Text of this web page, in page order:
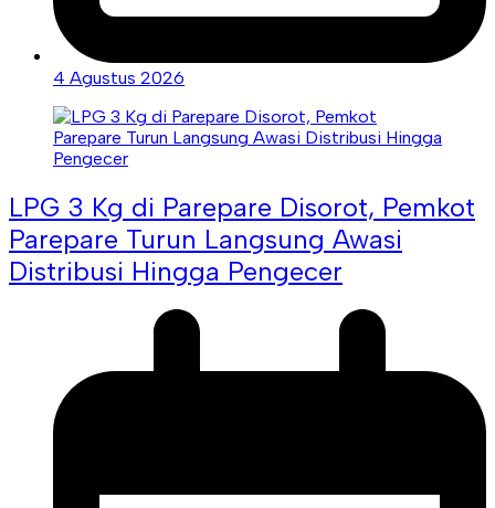
4 Agustus 2026
LPG 3 Kg di Parepare Disorot, Pemkot
Parepare Turun Langsung Awasi
Distribusi Hingga Pengecer